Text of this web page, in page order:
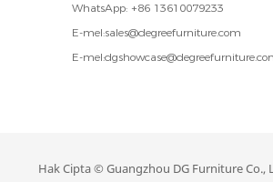
WhatsApp: +86 13610079233
E-mel:sales@degreefurniture.com
E-mel:
Hak Cipta © Guangzhou DG Furniture Co.,